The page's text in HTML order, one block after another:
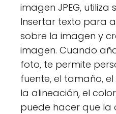
imagen JPEG,
Insertar texto para
sobre la imagen y
imagen. Cuando
foto, te permite
fuente, el tamaño,
la alineación, el
puede hacer que la